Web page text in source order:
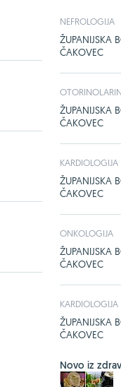
NEFROLOGIJA
ŽUPANIJSKA
ČAKOVEC
ŽUPANIJSKA
ČAKOVEC
KARDIOLOGIJA
ŽUPANIJSKA
ČAKOVEC
ONKOLOGIJA
ŽUPANIJSKA
ČAKOVEC
KARDIOLOGIJA
ŽUPANIJSKA
ČAKOVEC
Novo iz